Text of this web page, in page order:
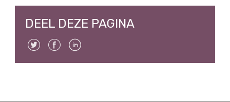
DEEL DEZE PAGINA
Twitter Facebook